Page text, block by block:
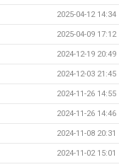
2025-04-12 14:34
2025-04-09 17:12
2024-12-19 20:49
2024-12-03 21:45
2024-11-26 14:55
2024-11-26 14:46
2024-11-08 20:31
2024-11-02 15:01